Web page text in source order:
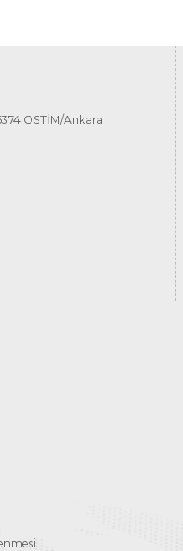
OSTİM/Ankara